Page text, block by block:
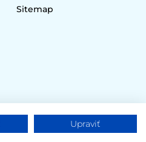
Sitemap
Upraviť